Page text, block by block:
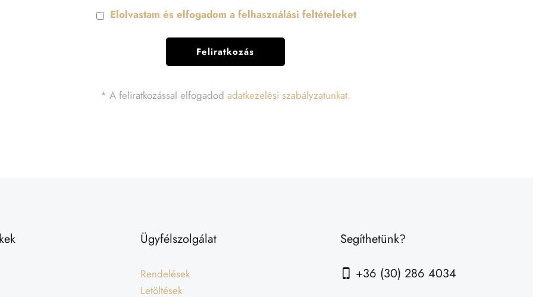
Elolvastam és elfogadom a felhasználási feltételeket
* A feliratkozással elfogadod adatkezelési szabályzatunkat.
Ügyfélszolgálat
Rendelések
Letöltések
Segíthetünk?
+36 (30) 286 4034